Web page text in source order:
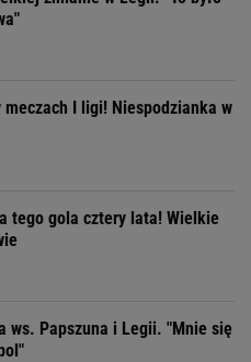
meczach I ligi! Niespodzianka w
tego gola cztery lata! Wielkie
ws. Papszuna i Legii. "Mnie się